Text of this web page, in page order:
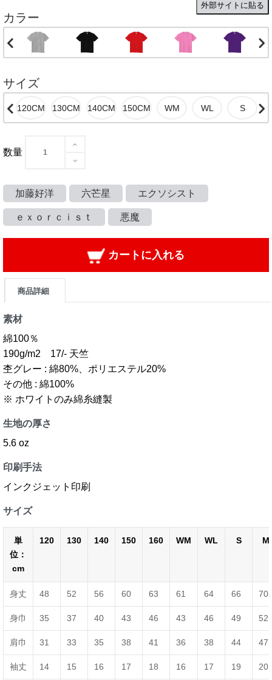
外部サイトに貼る
カラー
サイズ
数量
加藤好洋 六芒星 エクソシスト
ｅｘｏｒｃｉｓｔ 悪魔
カートに入れる
商品詳細
素材
綿100％
190g/m2 17/- 天竺
杢グレー : 綿80%、ポリエステル20%
その他 : 綿100%
※ ホワイトのみ綿糸縫製
生地の厚さ
5.6 oz
印刷手法
インクジェット印刷
サイズ
単
位：
cm
120 130 140 150 160 WM WL S M
身丈 48 52 56 60 63 61 64 66 70
身巾 35 37 40 43 46 43 46 49 52
肩巾 31 33 35 38 41 36 38 44 47
袖丈 14 15 16 17 18 16 17 19 20